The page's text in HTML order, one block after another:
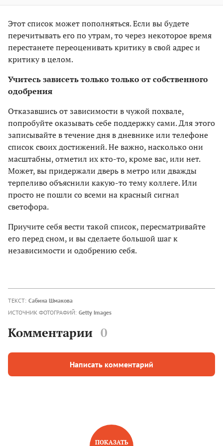
Этот список может пополняться. Если вы будете
перечитывать его по утрам, то через некоторое время
перестанете переоценивать критику в свой адрес и
критику в целом.
Учитесь зависеть только только от собственного
одобрения
Отказавшись от зависимости в чужой похвале,
попробуйте оказывать себе поддержку сами. Для этого
записывайте в течение дня в дневнике или телефоне
список своих достижений. Не важно, насколько они
масштабны, отметил их кто-то, кроме вас, или нет.
Может, вы придержали дверь в метро или дважды
терпеливо объяснили какую-то тему коллеге. Или
просто не пошли со всеми на красный сигнал
светофора.
Приучите себя вести такой список, пересматривайте
его перед сном, и вы сделаете большой шаг к
независимости и одобрению себя.
ТЕКСТ: Сабина Шмакова
ИСТОЧНИК ФОТОГРАФИЙ: Getty Images
Комментарии 0
Написать комментарий
ПОКАЗАТЬ